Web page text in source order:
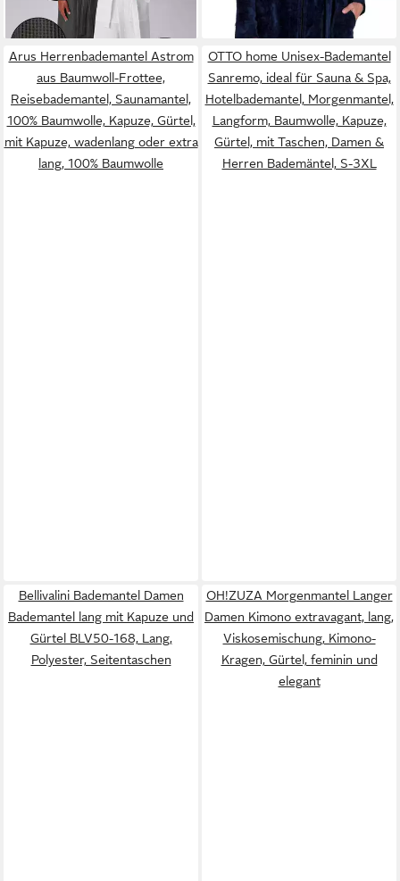
3XL, Morgenmantel
Arus Herrenbademantel Astrom
aus Baumwoll-Frottee,
Reisebademantel, Saunamantel,
100% Baumwolle, Kapuze, Gürtel,
mit Kapuze, wadenlang oder extra
lang, 100% Baumwolle
OTTO home Unisex-Bademantel
Sanremo, ideal für Sauna & Spa,
Hotelbademantel, Morgenmantel,
Langform, Baumwolle, Kapuze,
Gürtel, mit Taschen, Damen &
Herren Bademäntel, S-3XL
Bellivalini Bademantel Damen
Bademantel lang mit Kapuze und
Gürtel BLV50-168, Lang,
Polyester, Seitentaschen
OH!ZUZA Morgenmantel Langer
Damen Kimono extravagant, lang,
Viskosemischung, Kimono-
Kragen, Gürtel, feminin und
elegant